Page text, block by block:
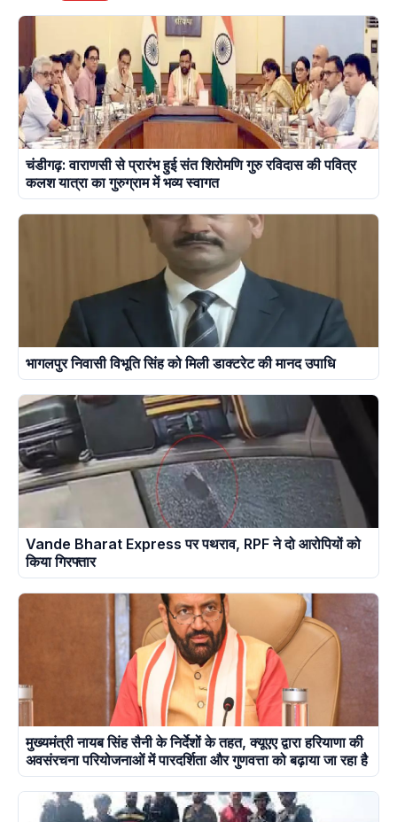
चंडीगढ़: वाराणसी से प्रारंभ हुई संत शिरोमणि गुरु रविदास की पवित्र
कलश यात्रा का गुरुग्राम में भव्य स्वागत
भागलपुर निवासी विभूति सिंह को मिली डाक्टरेट की मानद उपाधि
Vande Bharat Express पर पथराव, RPF ने दो आरोपियों को
किया गिरफ्तार
मुख्यमंत्री नायब सिंह सैनी के निर्देशों के तहत, क्यूएए द्वारा हरियाणा की
अवसंरचना परियोजनाओं में पारदर्शिता और गुणवत्ता को बढ़ाया जा रहा है